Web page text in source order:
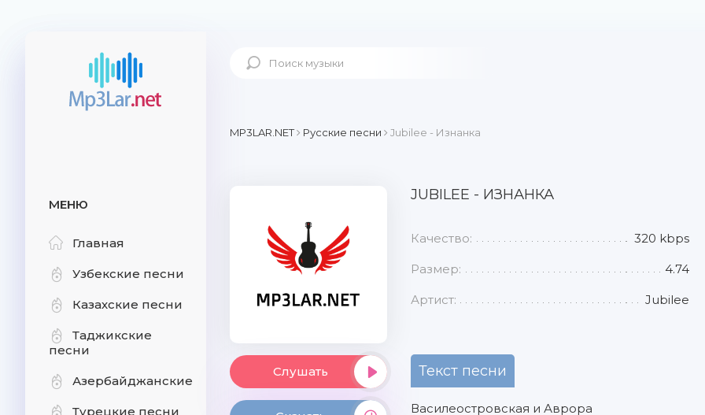
МЕНЮ
Главная
Узбекские песни
Казахские песни
Таджикские
песни
Азербайджанские
Турецкие песни
MP3LAR.NET Русские песни Jubilee - Изнанка
Слушать
JUBILEE - ИЗНАНКА
Качество: 320 kbps
Размер: 4.74
Артист: Jubilee
Текст песни
Василеостровская и Аврора